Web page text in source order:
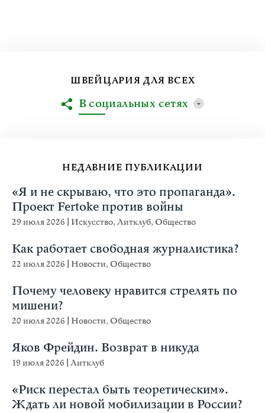
НЕДАВНИЕ ПУБЛИКАЦИИ
«Я и не скрываю, что это пропаганда».
Проект Fertoke против войны
29 июля 2026 Искусство,Литклуб,Общество
Как работает свободная журналистика?
22 июля 2026 Новости,Общество
Почему человеку нравится стрелять по
мишени?
20 июля 2026 Новости,Общество
Яков Фрейдин. Возврат в никуда
19 июля 2026 Литклуб
«Риск перестал быть теоретическим».
Ждать ли новой мобилизации в России?
ШВЕЙЦАРИЯ ДЛЯ ВСЕХ
В социальных сетях